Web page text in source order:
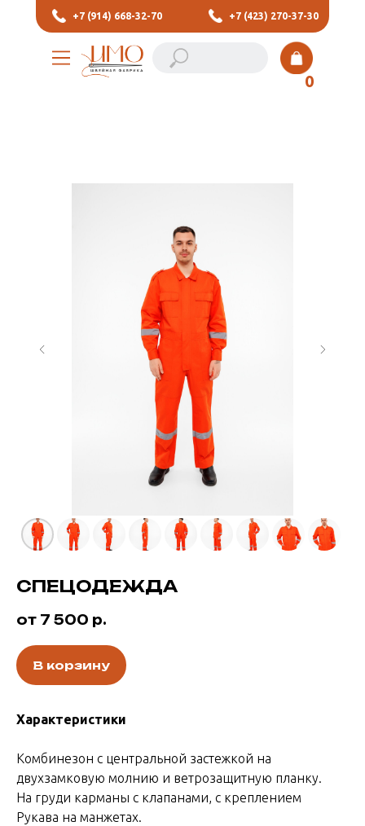
+7 (423) 270-37-30
+7 (914) 668-32-70
0
СПЕЦОДЕЖДА
от 7 500 р.
В корзину
Характеристики
Комбинезон с центральной застежкой на
двухзамковую молнию и ветрозащитную планку.
На груди карманы с клапанами, с креплением
Рукава на манжетах.